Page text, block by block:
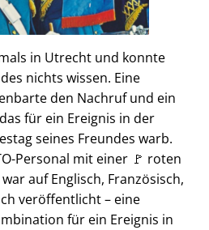
in Utrecht und konnte
nichts wissen. Eine
den Nachruf und ein
für ein Ereignis in der
seines Freundes warb.
Personal mit einer 🚩 roten
auf Englisch, Französisch,
veröffentlicht – eine
für ein Ereignis in